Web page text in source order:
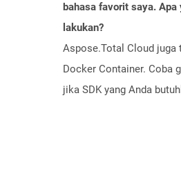
bahasa favorit saya. Apa
lakukan?
Aspose.Total Cloud juga
Docker Container. Coba
jika SDK yang Anda